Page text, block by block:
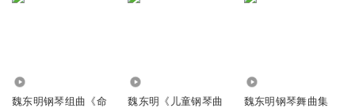
魏东明钢琴组曲《命
魏东明《儿童钢琴曲
魏东明钢琴舞曲集